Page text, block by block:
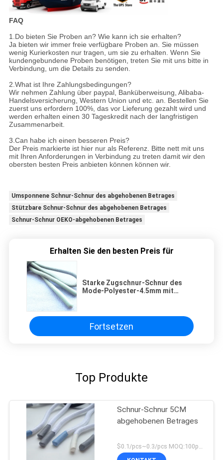
FAQ
1.Do bieten Sie Proben an? Wie kann ich sie erhalten?
Ja bieten wir immer freie verfügbare Proben an. Sie müssen
wenig Kurierkosten nur tragen, um sie zu erhalten. Wenn Sie
kundengebundene Proben benötigen, treten Sie mit uns bitte in
Verbindung, um die Details zu senden.
2.What ist Ihre Zahlungsbedingungen?
Wir nehmen Zahlung über paypal, Banküberweisung, Alibaba-
Handelsversicherung, Western Union und etc. an. Bestellen Sie
zuerst uns erfordern 100%, das vor Lieferung gezahlt wird und
werden erhalten einen 30 Tageskredit nach der langfristigen
Zusammenarbeit.
3.Can habe ich einen besseren Preis?
Der Preis markierte ist hier nur als Referenz. Bitte nett mit uns
mit Ihren Anforderungen in Verbindung zu treten damit wir den
obersten besten Preis anbieten können können wir.
Umsponnene Schnur-Schnur des abgehobenen Betrages
Stützbare Schnur-Schnur des abgehobenen Betrages
Schnur-Schnur OEKO-abgehobenen Betrages
Erhalten Sie den besten Preis für
Starke Zugschnur-Schnur des
Mode-Polyester-4.5mm mit
Fortsetzen
Top Produkte
Schnur-Schnur 5CM
abgehobenen Betrages